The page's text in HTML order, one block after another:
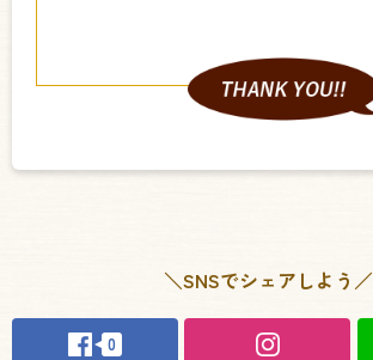
＼SNSでシェアしよう／
0